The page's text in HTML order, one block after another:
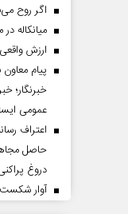
اگر روح
میانکاله
ارزش
پیام
خبرنگار؛
عمومی
اعتراف
حاصل
دروغ
آوار شکست